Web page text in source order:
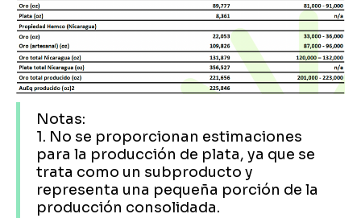
Notas:
1. No se proporcionan estimaciones
para la producción de plata, ya que se
trata como un subproducto y
representa una pequeña porción de la
producción consolidada.